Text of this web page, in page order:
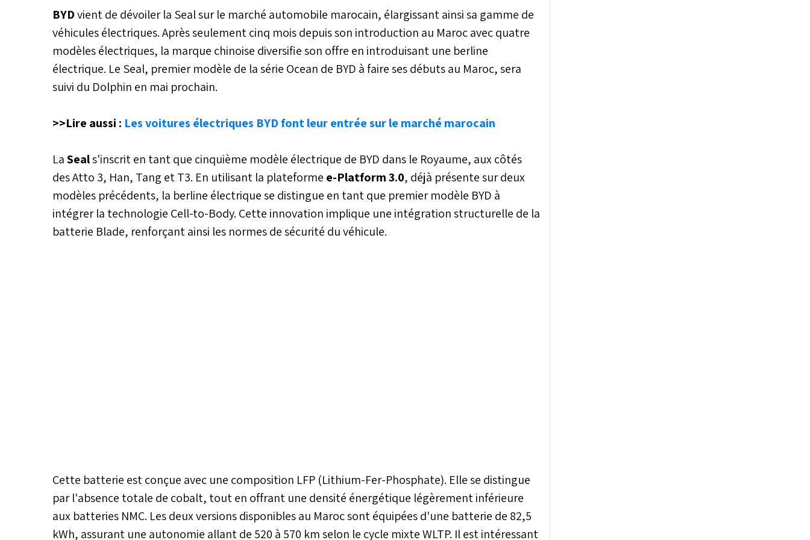
BYDvient de dévoiler la Seal sur le marché automobile marocain, élargissant ainsi sa gamme de
véhicules électriques. Après seulement cinq mois depuis son introduction au Maroc avec quatre
modèles électriques, la marque chinoise diversifie son offre en introduisant une berline
électrique. Le Seal, premier modèle de la série Ocean de BYD à faire ses débuts au Maroc, sera
suivi du Dolphin en mai prochain.
>>Lire aussi : Les voitures électriques BYD font leur entrée sur le marché marocain
LaSeals'inscrit en tant que cinquième modèle électrique de BYD dans le Royaume, aux côtés
des Atto 3, Han, Tang et T3. En utilisant la plateforme e-Platform 3.0, déjà présente sur deux
modèles précédents, la berline électrique se distingue en tant que premier modèle BYD à
intégrer la technologie Cell-to-Body. Cette innovation implique une intégration structurelle de la
batterie Blade, renforçant ainsi les normes de sécurité du véhicule.
Cette batterie est conçue avec une composition LFP (Lithium-Fer-Phosphate). Elle se distingue
par l'absence totale de cobalt, tout en offrant une densité énergétique légèrement inférieure
aux batteries NMC. Les deux versions disponibles au Maroc sont équipées d'une batterie de 82,5
kWh, assurant une autonomie allant de 520 à 570 km selon le cycle mixte WLTP. Il est intéressant